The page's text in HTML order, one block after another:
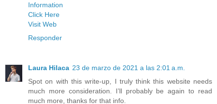
Information
Click Here
Visit Web
Responder
Laura Hilaca 23 de marzo de 2021 a las 2:01 a.m.
Spot on with this write-up, I truly think this website needs
much more consideration. I’ll probably be again to read
much more, thanks for that info.